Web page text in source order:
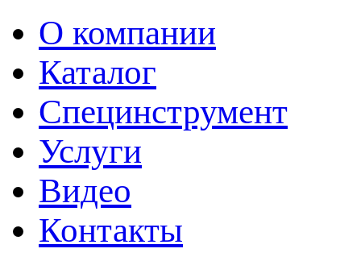
О компании
Каталог
Специнструмент
Услуги
Видео
Контакты